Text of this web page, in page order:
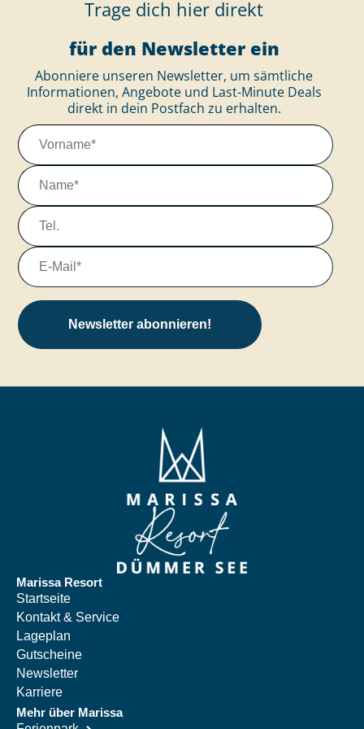
Trage dich hier direkt
für den Newsletter ein
Abonniere unseren Newsletter, um sämtliche
Informationen, Angebote und Last-Minute Deals
direkt in dein Postfach zu erhalten.
Newsletter abonnieren!
Marissa Resort
Startseite
Kontakt & Service
Lageplan
Gutscheine
Newsletter
Karriere
Mehr über Marissa